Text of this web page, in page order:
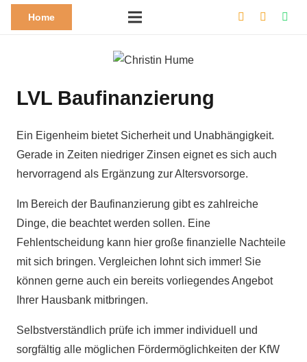
Home
LVL Baufinanzierung
Ein Eigenheim bietet Sicherheit und Unabhängigkeit.
Gerade in Zeiten niedriger Zinsen eignet es sich auch
hervorragend als Ergänzung zur Altersvorsorge.
Im Bereich der Baufinanzierung gibt es zahlreiche
Dinge, die beachtet werden sollen. Eine
Fehlentscheidung kann hier große finanzielle Nachteile
mit sich bringen. Vergleichen lohnt sich immer! Sie
können gerne auch ein bereits vorliegendes Angebot
Ihrer Hausbank mitbringen.
Selbstverständlich prüfe ich immer individuell und
sorgfältig alle möglichen Fördermöglichkeiten der KfW